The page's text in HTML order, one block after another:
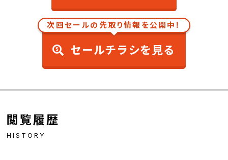
次回セールの先取り情報を公開中！
セールチラシを見る
閲覧履歴
HISTORY